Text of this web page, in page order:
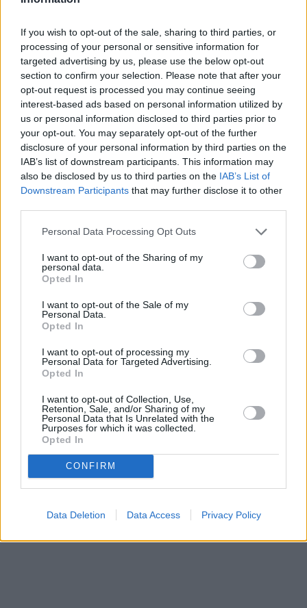
If you wish to opt-out of the sale, sharing to third parties, or
processing of your personal or sensitive information for
targeted advertising by us, please use the below opt-out
section to confirm your selection. Please note that after your
opt-out request is processed you may continue seeing
interest-based ads based on personal information utilized by
us or personal information disclosed to third parties prior to
your opt-out. You may separately opt-out of the further
disclosure of your personal information by third parties on the
IAB’s list of downstream participants. This information may
also be disclosed by us to third parties on the IAB’s List of
Downstream Participants that may further disclose it to other
Personal Data Processing Opt Outs
I want to opt-out of the Sharing of my
personal data.
Opted In
I want to opt-out of the Sale of my
Personal Data.
Opted In
I want to opt-out of processing my
Personal Data for Targeted Advertising.
Opted In
I want to opt-out of Collection, Use,
Retention, Sale, and/or Sharing of my
Personal Data that Is Unrelated with the
Purposes for which it was collected.
Opted In
CONFIRM
Data Deletion Data Access Privacy Policy
χαθεί κάθε λογική. Εγώ σας λέω ότι
δημιουργείτε στη διοργάνωση ένα άλυτο
πρόβλημα με αυτή την επιλογή σας και θα το
καταλάβετε».
Διαβάστε επίσης
Γιάννης Αλαφούζος: Η νέα εταιρεία με την
οποία θέλει να αλλάξει τα δεδομένα στα
αθλητικά media